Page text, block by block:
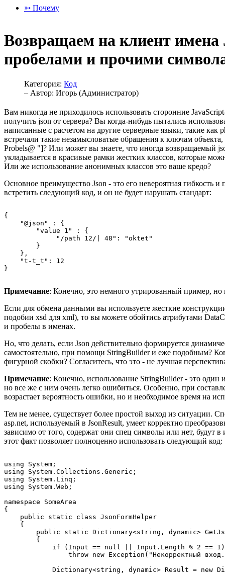
➳ Почему
Возвращаем на клиент имена
пробелами и прочими
Категория: Код
– Автор: Игорь (Администратор)
Вам никогда не приходилось использовать сторонние
получить json от сервера? Вы когда-нибудь пытались
написанные с расчетом на другие серверные языки, такие
встречали такие незамысловатые обращения к ключам
Probels@ "]? Или может вы знаете, что иногда возвращаемый
укладывается в красивые рамки жестких классов, которые
Или же использование анонимных классов это ваше кредо?
Основное преимущество Json - это его невероятная гибкость
встретить следующий код, и он не будет нарушать стандарт:
{
    "@json" : {
        "value 1" : {
             "/path 12/| 48": "oktet"
        }
    },
    "t-t_t": 12
Примечание: Конечно, это немного утрированный пример, но
Если для обмена данными вы используете жесткие
подобии xsd для xml), то вы можете обойтись атрибутами
и пробелы в именах.
Но, что делать, если Json действительно формируется
самостоятельно, при помощи StringBuilder и еже подобным?
фигурной скобки? Согласитесь, что это - не лучшая
Примечание: Конечно, использование StringBuilder - это один
но все же с ним очень легко ошибиться. Особенно, при
возрастает вероятность ошибки, но и необходимое время на
Тем не менее, существует более простой выход из ситуации.
asp.net, используемый в JsonResult, умеет корректно
зависимо от того, содержат они спец символы или нет, будут
этот факт позволяет полноценно использовать следующий код:
using System;
using System.Collections.Generic;
using System.Linq;
using System.Web;
namespace SomeArea
{
    public static class JsonFormHelper
    {
public static Dictionary<string, dynamic>
        {
            if (Input == null || Input.Length % 2 == 1)
throw new Exception("Некорректный
Dictionary<string, dynamic> Result = new